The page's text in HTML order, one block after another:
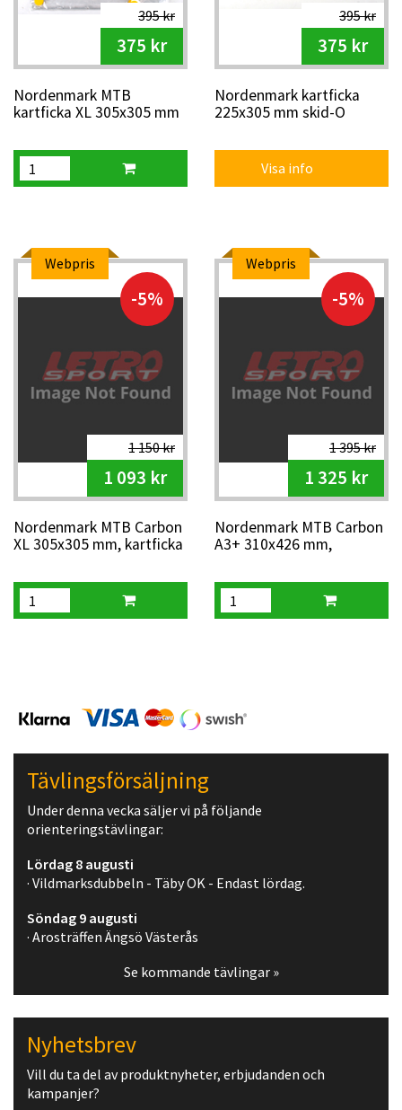
395 kr
375 kr
Nordenmark MTB
kartficka XL 305x305 mm
395 kr
375 kr
Nordenmark kartficka
225x305 mm skid-O
Visa info
Webpris
-5%
1 150 kr
1 093 kr
Nordenmark MTB Carbon
XL 305x305 mm, kartficka
Webpris
-5%
1 395 kr
1 325 kr
Nordenmark MTB Carbon
A3+ 310x426 mm,
Tävlingsförsäljning
Under denna vecka säljer vi på följande
orienteringstävlingar:
Lördag 8 augusti
· Vildmarksdubbeln - Täby OK - Endast lördag.
Söndag 9 augusti
· Arosträffen Ängsö Västerås
Se kommande tävlingar »
Nyhetsbrev
Vill du ta del av produktnyheter, erbjudanden och
kampanjer?